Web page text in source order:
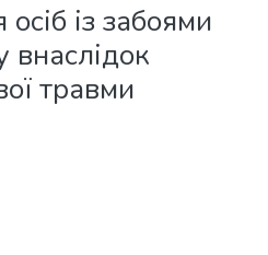
із забоями
внаслідок
травми